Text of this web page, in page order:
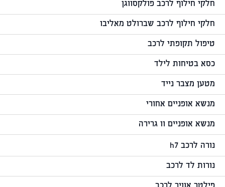
חלקי חילוף לרכב פולקסווגן
חלקי חילוף לרכב שברולט מאליבו
טיפול תקופתי לרכב
כסא בטיחות לילד
מטען מצבר נייד
מנשא אופניים אחורי
מנשא אופניים וו גרירה
נורה לרכב h7
נורות לד לרכב